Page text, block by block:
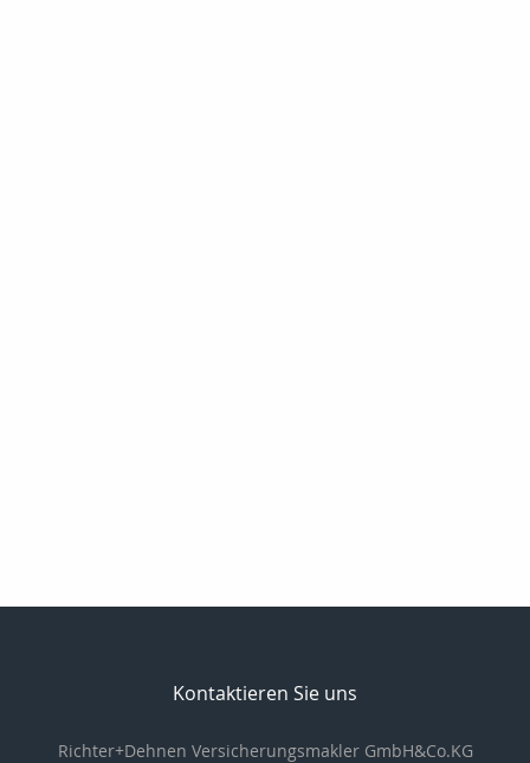
Kontaktieren Sie uns
Richter+Dehnen Versicherungsmakler GmbH&Co.KG